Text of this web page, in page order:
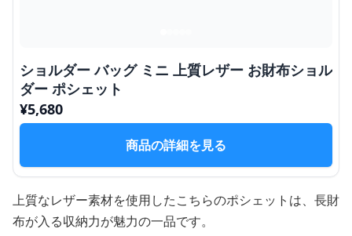
ショルダー バッグ ミニ 上質レザー お財布ショル
ダー ポシェット
¥5,680
商品の詳細を見る
上質なレザー素材を使用したこちらのポシェットは、長財
布が入る収納力が魅力の一品です。